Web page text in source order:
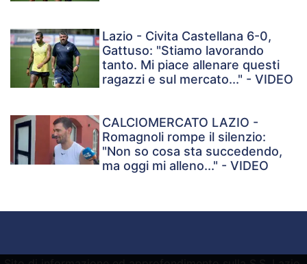
Lazio - Civita Castellana 6-0,
Gattuso: "Stiamo lavorando
tanto. Mi piace allenare questi
ragazzi e sul mercato..." - VIDEO
CALCIOMERCATO LAZIO -
Romagnoli rompe il silenzio:
"Non so cosa sta succedendo,
ma oggi mi alleno..." - VIDEO